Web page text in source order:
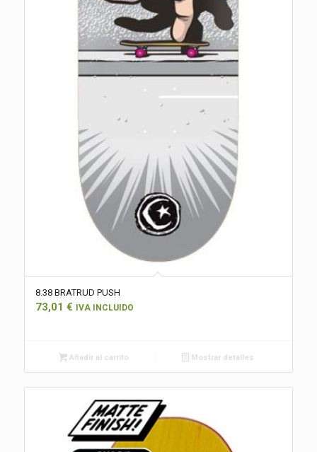
8.38 BRATRUD PUSH
73,01 € IVA INCLUIDO
Añadir al carrito Mostrar detalles